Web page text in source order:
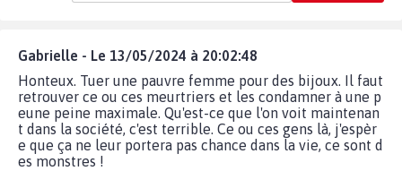
Gabrielle - Le 13/05/2024 à 20:02:48
Honteux. Tuer une pauvre femme pour des bijoux. Il faut
retrouver ce ou ces meurtriers et les condamner à une p
eune peine maximale. Qu'est-ce que l'on voit maintenan
t dans la société, c'est terrible. Ce ou ces gens là, j'espèr
e que ça ne leur portera pas chance dans la vie, ce sont d
es monstres !